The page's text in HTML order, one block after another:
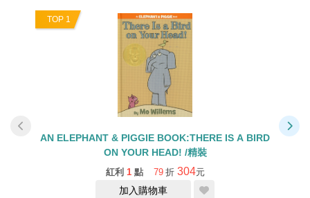
TOP 1
AN ELEPHANT & PIGGIE BOOK:THERE IS A BIRD
ON YOUR HEAD! /精裝
紅利 1 點 79 折 304元
加入購物車